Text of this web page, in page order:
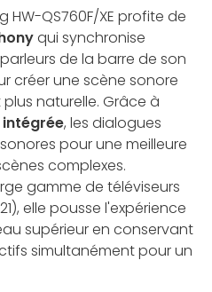
HW-QS760F/XE profite de
qui synchronise
de la barre de son
créer une scène sonore
naturelle. Grâce à
, les dialogues
pour une meilleure
complexes.
gamme de téléviseurs
elle pousse l'expérience
supérieur en conservant
simultanément pour un